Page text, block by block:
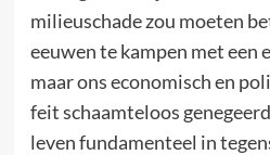
milieuschade zou moeten
eeuwen te kampen met
maar ons economisch en
feit schaamteloos
leven fundamenteel in